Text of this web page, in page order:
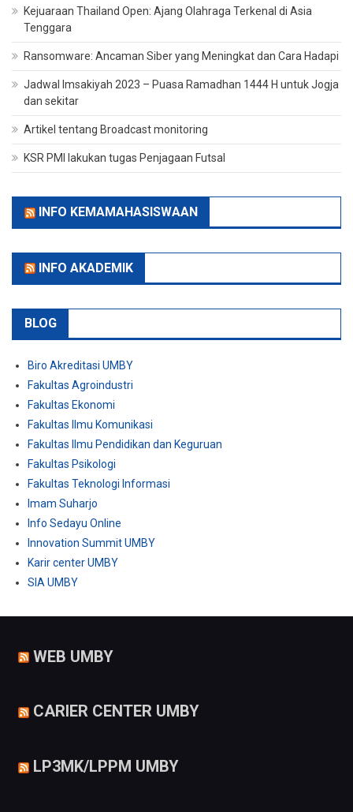
Kejuaraan Thailand Open: Ajang Olahraga Terkenal di Asia
Tenggara
Ransomware: Ancaman Siber yang Meningkat dan Cara Hadapi
Jadwal Imsakiyah 2023 – Puasa Ramadhan 1444 H untuk Jogja
dan sekitar
Artikel tentang Broadcast monitoring
KSR PMI lakukan tugas Penjagaan Futsal
INFO KEMAMAHASISWAAN
INFO AKADEMIK
BLOG
Biro Akreditasi UMBY
Fakultas Agroindustri
Fakultas Ekonomi
Fakultas Ilmu Komunikasi
Fakultas Ilmu Pendidikan dan Keguruan
Fakultas Psikologi
Fakultas Teknologi Informasi
Imam Suharjo
Info Sedayu Online
Innovation Summit UMBY
Karir center UMBY
SIA UMBY
WEB UMBY
CARIER CENTER UMBY
LP3MK/LPPM UMBY